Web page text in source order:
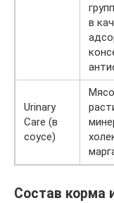
в
Urinary
Care (в
соусе)
Состав корма